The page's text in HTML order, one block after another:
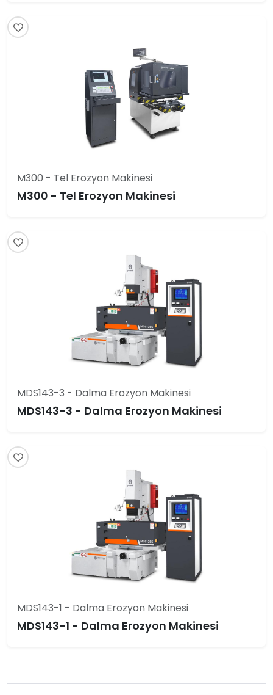
M300 - Tel Erozyon Makinesi
M300 - Tel Erozyon Makinesi
MDS143-3 - Dalma Erozyon Makinesi
MDS143-3 - Dalma Erozyon Makinesi
MDS143-1 - Dalma Erozyon Makinesi
MDS143-1 - Dalma Erozyon Makinesi